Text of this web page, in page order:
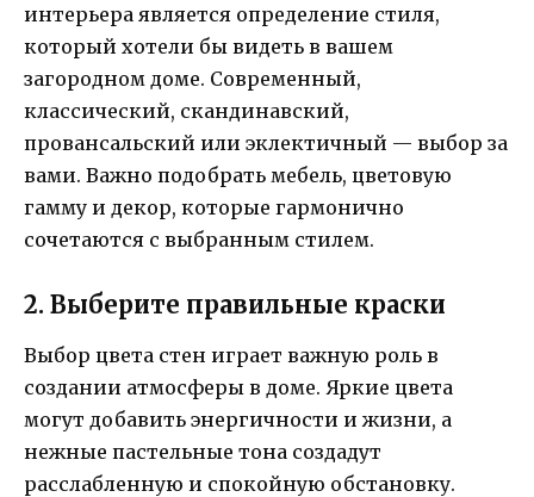
интерьера является определение стиля,
который хотели бы видеть в вашем
загородном доме. Современный,
классический, скандинавский,
провансальский или эклектичный — выбор за
вами. Важно подобрать мебель, цветовую
гамму и декор, которые гармонично
сочетаются с выбранным стилем.
2. Выберите правильные краски
Выбор цвета стен играет важную роль в
создании атмосферы в доме. Яркие цвета
могут добавить энергичности и жизни, а
нежные пастельные тона создадут
расслабленную и спокойную обстановку.